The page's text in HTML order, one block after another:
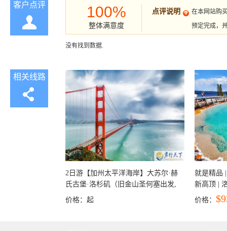
客户点评 100%
整体满意度
点评说明
在本网站购
预定完成，
没有找到数据.
相关线路
2日游【加州太平洋海岸】大苏尔·赫
氏古堡·洛杉矶（旧金山圣何塞出发,
洛杉矶结束）
价格： 起
就是精品
新高顶 |
彩穴+马
价格：